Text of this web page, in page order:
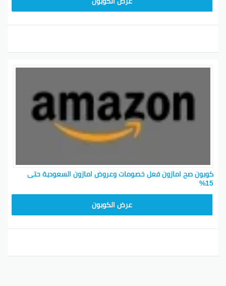
كوبون صح امازون فعل خصومات وعروض امازون السعودية حتى
15%
عرض الكوبون